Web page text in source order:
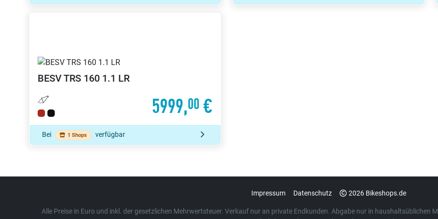
BESVTRS 160 1.1 LR
5999,00 €
Bei 1 Shops verfügbar
Impressum Datenschutz 2026 Bikeshops.de
Alle Preise in Euro und inkl. der gesetzlichen Mehrwertsteuer. Verkauf nur an private Endkunden. Abgabe nur in haushaltsüblichen